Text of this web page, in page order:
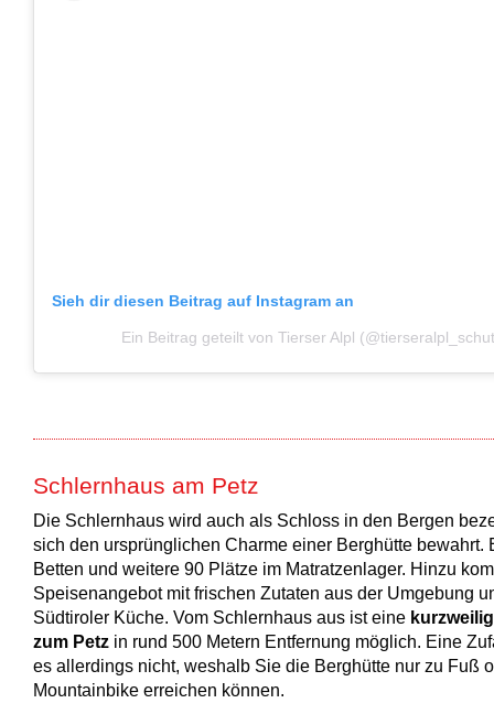
Sieh dir diesen Beitrag auf Instagram an
Ein Beitrag geteilt von Tierser Alpl
Schlernhaus am Petz
Die Schlernhaus wird auch als Schloss in den Bergen
sich den ursprünglichen Charme einer Berghütte bewahrt.
Betten und weitere 90 Plätze im Matratzenlager. Hinzu
Speisenangebot mit frischen Zutaten aus der Umgebung
Südtiroler Küche. Vom Schlernhaus aus ist eine
zum Petz in rund 500 Metern Entfernung möglich. Eine
es allerdings nicht, weshalb Sie die Berghütte nur zu Fuß
Mountainbike erreichen können.